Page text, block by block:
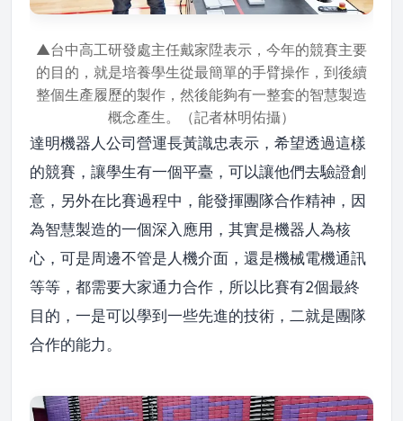
▲台中高工研發處主任戴家陞表示，今年的競賽主要
的目的，就是培養學生從最簡單的手臂操作，到後續
整個生產履歷的製作，然後能夠有一整套的智慧製造
概念產生。（記者林明佑攝）
達明機器人公司營運長黃識忠表示，希望透過這樣
的競賽，讓學生有一個平臺，可以讓他們去驗證創
意，另外在比賽過程中，能發揮團隊合作精神，因
為智慧製造的一個深入應用，其實是機器人為核
心，可是周邊不管是人機介面，還是機械電機通訊
等等，都需要大家通力合作，所以比賽有2個最終
目的，一是可以學到一些先進的技術，二就是團隊
合作的能力。